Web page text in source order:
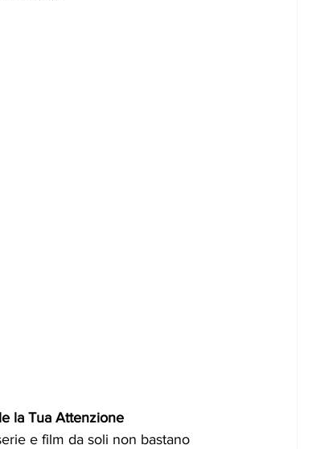
la Tua Attenzione
e film da soli non bastano